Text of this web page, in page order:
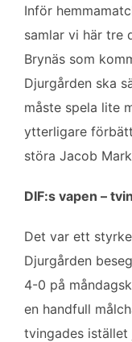
c
e
o
o
k
i
t
e
r
a
i
n
k
d
I
n
Inför
samlar vi här tre
Brynäs som
Djurgården ska
måste spela lite
ytterligare
störa Jacob
DIF:s vapen –
Det var ett
Djurgården
4-0 på
en handfull
tvingades istället